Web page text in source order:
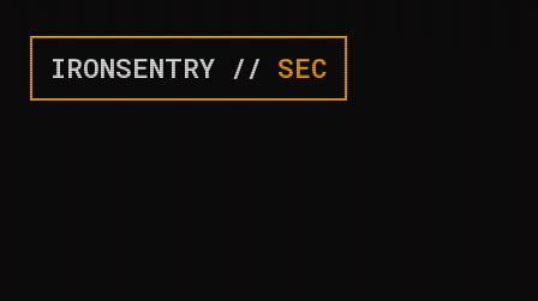
IRONSENTRY // SEC